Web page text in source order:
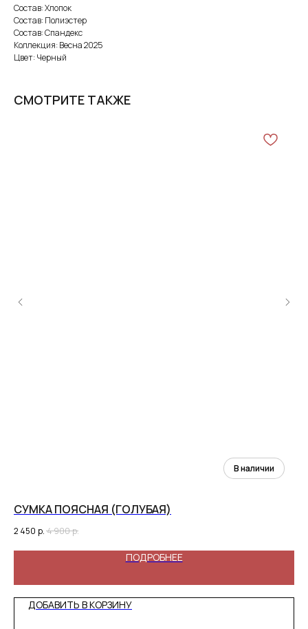
Состав: Хлопок
Состав: Полиэстер
Состав: Спандекс
Коллекция: Весна 2025
Цвет: Черный
СМОТРИТЕ ТАКЖЕ
СУМКА ПОЯСНАЯ (ГОЛУБАЯ)
2 450 р. 4 900р.
ПОДРОБНЕЕ
ДОБАВИТЬ В КОРЗИНУ